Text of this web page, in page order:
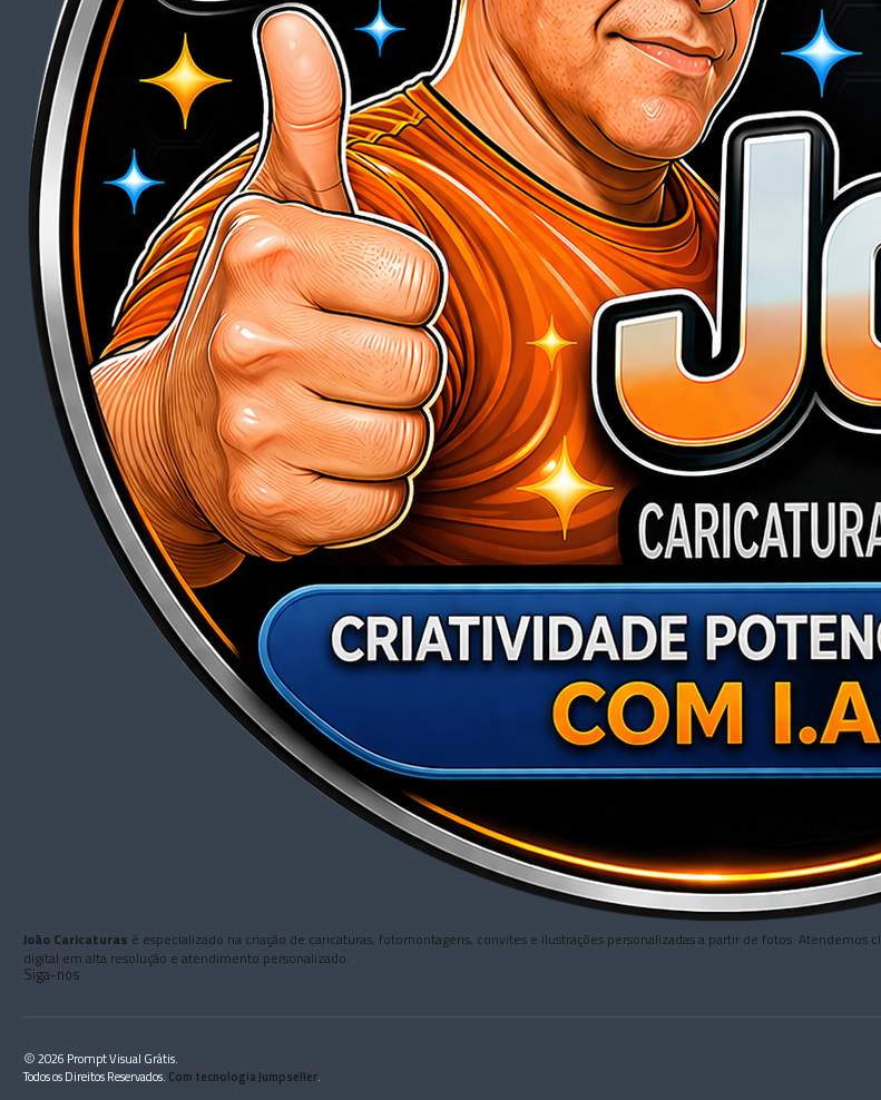
João Caricaturas é especializado na criação de caricaturas, fotomontagens, convites e ilustrações personalizadas a partir de fotos.
digital em alta resolução e atendimento personalizado.
Siga-nos
2026 Prompt Visual Grátis.
Todos os Direitos Reservados. Com tecnologia Jumpseller.